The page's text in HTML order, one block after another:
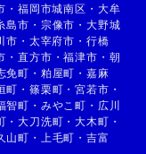
・福岡市城南区 ・ 大牟
島市 ・ 宗像市 ・ 大野城
市 ・ 太宰府市 ・ 行橋
・直方市 ・福津市 ・ 朝
免町 ・ 粕屋町 ・ 嘉麻
町 ・ 篠栗町 ・宮若市 ・
智町 ・ みやこ町 ・ 広川
・大刀洗町 ・大木町 ・
山町 ・ 上毛町 ・ 吉富